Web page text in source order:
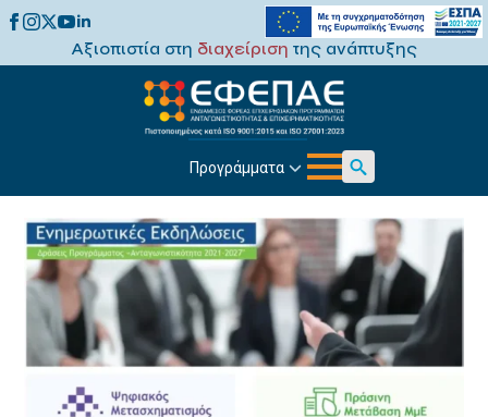
Αξιοπιστία στη διαχείριση της ανάπτυξης
Προγράμματα
Search
for: